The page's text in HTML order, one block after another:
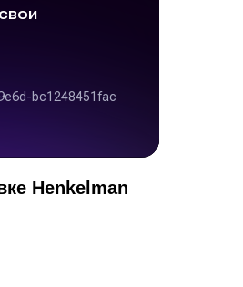
Henkelman